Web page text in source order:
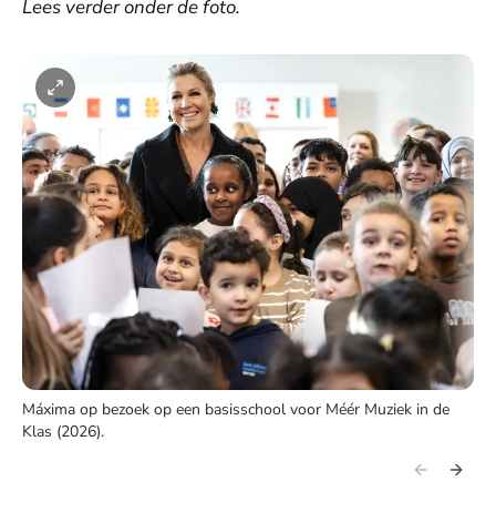
Lees verder onder de foto.
Máxima op bezoek op een basisschool voor Méér Muziek in de
Klas (2026).